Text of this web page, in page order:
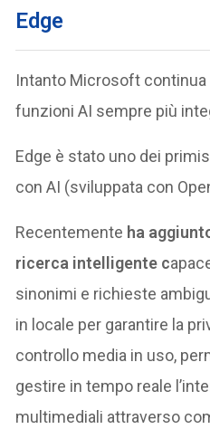
Edge
Intanto Microsoft continua
funzioni AI sempre più
Edge è stato uno dei
con AI (sviluppata con
Recentemente ha
ricerca intelligente c
sinonimi e richieste
in locale per garantire la
controllo media in uso,
gestire in tempo reale
multimediali attraverso